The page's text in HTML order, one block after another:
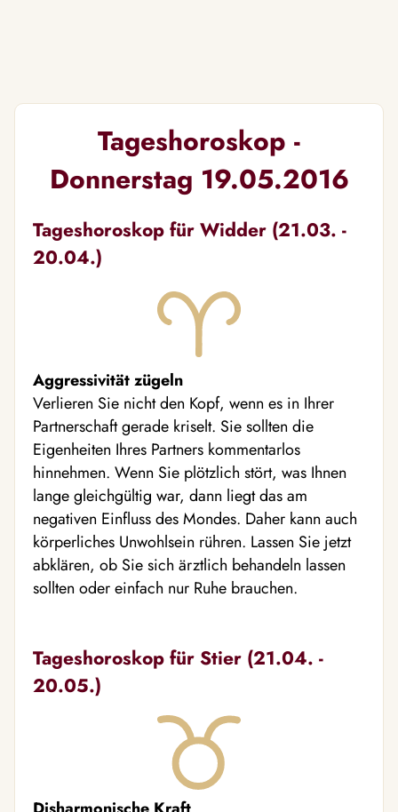
Tageshoroskop -
Donnerstag 19.05.2016
Tageshoroskop für Widder (21.03. -
20.04.)
Aggressivität zügeln
Verlieren Sie nicht den Kopf, wenn es in Ihrer
Partnerschaft gerade kriselt. Sie sollten die
Eigenheiten Ihres Partners kommentarlos
hinnehmen. Wenn Sie plötzlich stört, was Ihnen
lange gleichgültig war, dann liegt das am
negativen Einfluss des Mondes. Daher kann auch
körperliches Unwohlsein rühren. Lassen Sie jetzt
abklären, ob Sie sich ärztlich behandeln lassen
sollten oder einfach nur Ruhe brauchen.
Tageshoroskop für Stier (21.04. -
20.05.)